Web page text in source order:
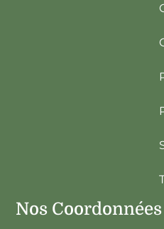
Nos Coordonnées